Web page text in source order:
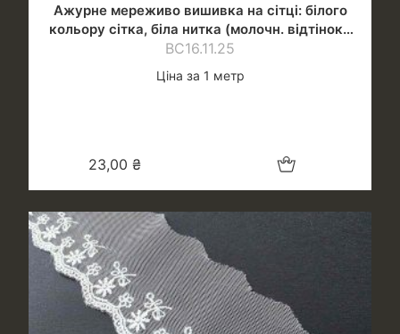
Ажурне мереживо вишивка на сітці: білого
кольору сітка, біла нитка (молочн. відтінок),
шир.9 см
ВС16.11.25
Ціна за 1 метр
23,00 ₴ Додати в кошик